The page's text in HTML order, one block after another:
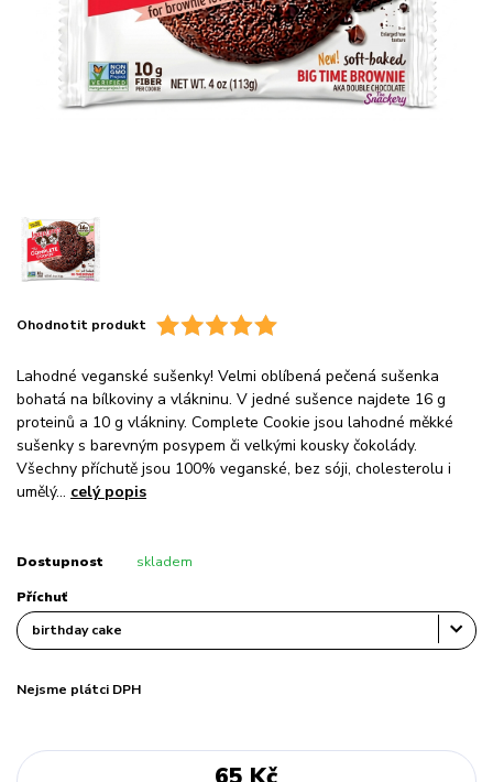
Ohodnotit produkt
Lahodné veganské sušenky! Velmi oblíbená pečená sušenka
bohatá na bílkoviny a vlákninu. V jedné sušence najdete 16 g
proteinů a 10 g vlákniny. Complete Cookie jsou lahodné měkké
sušenky s barevným posypem či velkými kousky čokolády.
Všechny příchutě jsou 100% veganské, bez sóji, cholesterolu i
umělý... celý popis
Dostupnost skladem
Příchuť
Nejsme plátci DPH